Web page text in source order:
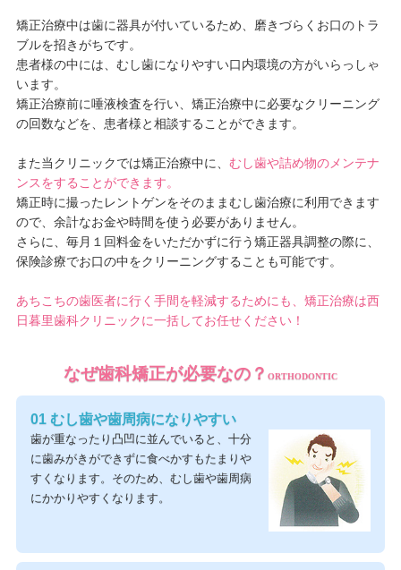
矯正治療中は歯に器具が付いているため、磨きづらくお口のトラ
ブルを招きがちです。
患者様の中には、むし歯になりやすい口内環境の方がいらっしゃ
います。
矯正治療前に唾液検査を行い、矯正治療中に必要なクリーニング
の回数などを、患者様と相談することができます。
また当クリニックでは矯正治療中に、 むし歯や詰め物のメンテナ
ンスをすることができます。
矯正時に撮ったレントゲンをそのままむし歯治療に利用できます
ので、余計なお金や時間を使う必要がありません。
さらに、毎月１回料金をいただかずに行う矯正器具調整の際に、
保険診療でお口の中をクリーニングすることも可能です。
あちこちの歯医者に行く手間を軽減するためにも、矯正治療は西
日暮里歯科クリニックに一括してお任せください！
なぜ歯科矯正が必要なの？ ORTHODONTIC
01 むし歯や歯周病になりやすい
歯が重なったり凸凹に並んでいると、十分
に歯みがきができずに食べかすもたまりや
すくなります。そのため、むし歯や歯周病
にかかりやすくなります。